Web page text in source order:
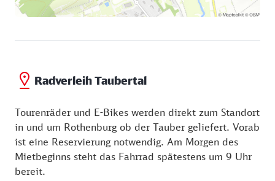
Radverleih Taubertal
Tourenräder und E-Bikes werden direkt zum Standort
in und um Rothenburg ob der Tauber geliefert. Vorab
ist eine Reservierung notwendig. Am Morgen des
Mietbeginns steht das Fahrrad spätestens um 9 Uhr
bereit.